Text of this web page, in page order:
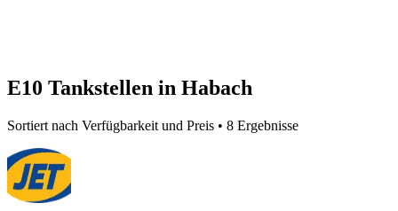
E10 Tankstellen in Habach
Sortiert nach Verfügbarkeit und Preis • 8 Ergebnisse